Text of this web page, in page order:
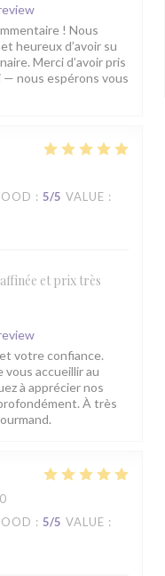
! Nous
heureux d’avoir su
Merci d’avoir pris
nous espérons vous
: 5/5 VALUE :
et prix très
votre confiance.
vous accueillir au
à apprécier nos
À très
: 5/5 VALUE :